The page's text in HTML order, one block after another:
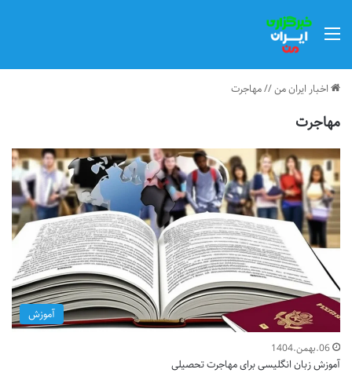
اخبار ایران من//مهاجرت
مهاجرت
آموزش
06.بهمن.1404
آموزش زبان انگلیسی برای مهاجرت تحصیلی